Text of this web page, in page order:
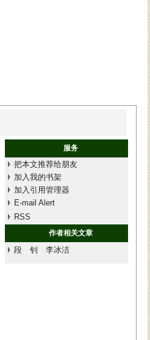
服务
把本文推荐给朋友
加入我的书架
加入引用管理器
E-mail Alert
RSS
作者相关文章
段 钊 李冰洁